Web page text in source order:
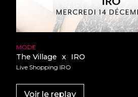
MODE
The Village x IRO
Live Shopping IRO
Voir le replay